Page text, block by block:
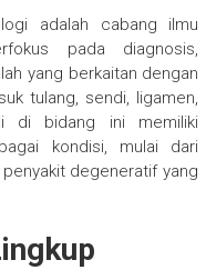
adalah cabang ilmu
pada diagnosis,
yang berkaitan dengan
tulang, sendi, ligamen,
di bidang ini memiliki
kondisi, mulai dari
degeneratif yang